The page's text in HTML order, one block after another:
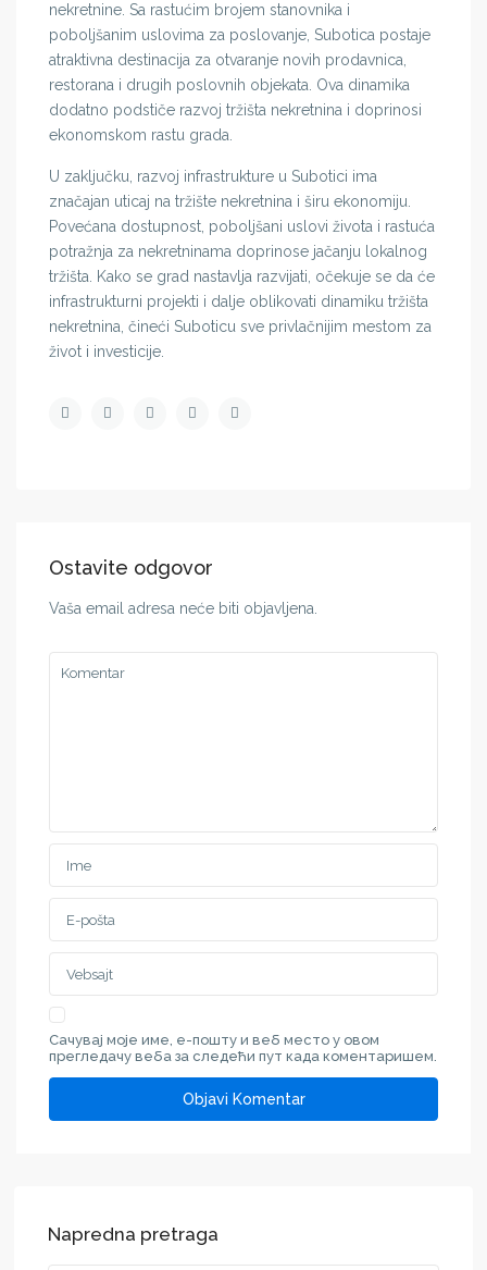
nekretnine. Sa rastućim brojem stanovnika i
poboljšanim uslovima za poslovanje, Subotica postaje
atraktivna destinacija za otvaranje novih prodavnica,
restorana i drugih poslovnih objekata. Ova dinamika
dodatno podstiče razvoj tržišta nekretnina i doprinosi
ekonomskom rastu grada.
U zaključku, razvoj infrastrukture u Subotici ima
značajan uticaj na tržište nekretnina i širu ekonomiju.
Povećana dostupnost, poboljšani uslovi života i rastuća
potražnja za nekretninama doprinose jačanju lokalnog
tržišta. Kako se grad nastavlja razvijati, očekuje se da će
infrastrukturni projekti i dalje oblikovati dinamiku tržišta
nekretnina, čineći Suboticu sve privlačnijim mestom za
život i investicije.
Ostavite odgovor
Vaša email adresa neće biti objavljena.
Сачувај моје име, е-пошту и веб место у овом
прегледачу веба за следећи пут када коментаришем.
Napredna pretraga